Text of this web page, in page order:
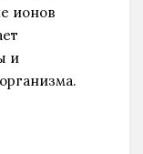
ионов
и